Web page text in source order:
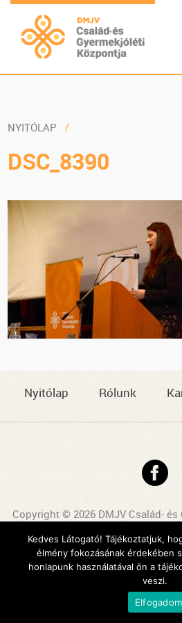
NYITÓLAP
DSC_8390
Nyitólap Rólunk
Copyright © 2026 DMJV Család-
Arculattervezés,
Kedves Látogató! Tájékoztatjuk,
élmény fokozásának érdekében
honlapunk használatával ön a
veszi.
Elfogadom